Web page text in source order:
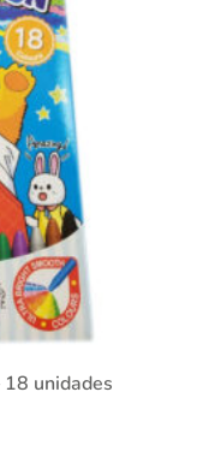
unidades